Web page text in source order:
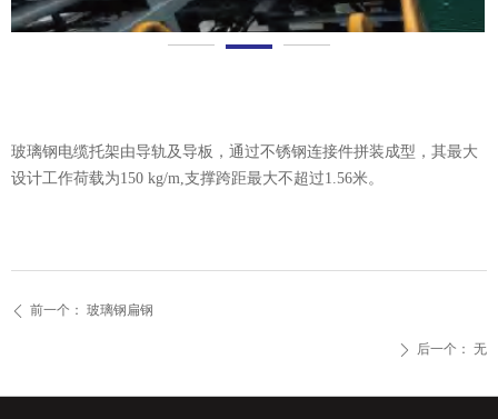
ꄴ 前一个： 玻璃钢扁钢
ꄲ 后一个： 无
玻璃钢电缆托架由导轨及导板，通过不锈钢连接件拼装成型，其最大
设计工作荷载为150 kg/m,支撑跨距最大不超过1.56米。